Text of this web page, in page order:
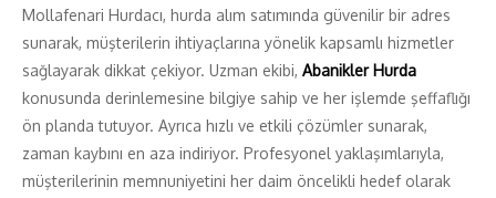
Mollafenari Hurdacı, hurda alım satımında güvenilir bir adres
sunarak, müşterilerin ihtiyaçlarına yönelik kapsamlı hizmetler
sağlayarak dikkat çekiyor. Uzman ekibi, Abanikler Hurda
konusunda derinlemesine bilgiye sahip ve her işlemde şeffaflığı
ön planda tutuyor. Ayrıca hızlı ve etkili çözümler sunarak,
zaman kaybını en aza indiriyor. Profesyonel yaklaşımlarıyla,
müşterilerinin memnuniyetini her daim öncelikli hedef olarak